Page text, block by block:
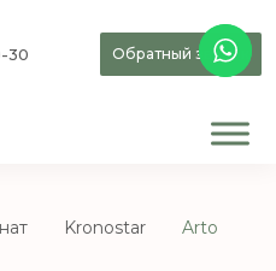
30 Обратный звонок
Kronostar Arto